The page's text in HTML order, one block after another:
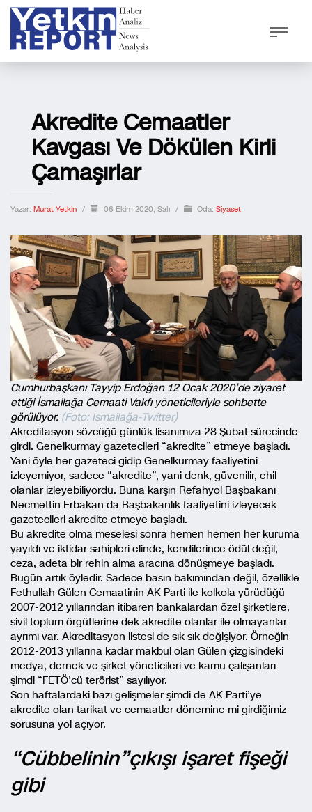
Akredite Cemaatler
Kavgası Ve Dökülen Kirli
Çamaşırlar
Yazar: Murat Yetkin / 06 Ekim 2020, Salı / Oda: Siyaset
Cumhurbaşkanı Tayyip Erdoğan 12 Ocak 2020’de ziyaret
ettiği İsmailağa Cemaati Vakfı yöneticileriyle sohbette
görülüyor. (Foto: İsmailağa-Twitter)
Akreditasyon sözcüğü günlük lisanımıza 28 Şubat sürecinde
girdi. Genelkurmay gazetecileri “akredite” etmeye başladı.
Yani öyle her gazeteci gidip Genelkurmay faaliyetini
izleyemiyor, sadece “akredite”, yani denk, güvenilir, ehil
olanlar izleyebiliyordu. Buna karşın Refahyol Başbakanı
Necmettin Erbakan da Başbakanlık faaliyetini izleyecek
gazetecileri akredite etmeye başladı.
Bu akredite olma meselesi sonra hemen hemen her kuruma
yayıldı ve iktidar sahipleri elinde, kendilerince ödül değil,
ceza, adeta bir rehin alma aracına dönüşmeye başladı.
Bugün artık öyledir. Sadece basın bakımından değil, özellikle
Fethullah Gülen Cemaatinin AK Parti ile kolkola yürüdüğü
2007-2012 yıllarından itibaren bankalardan özel şirketlere,
sivil toplum örgütlerine dek akredite olanlar ile olmayanlar
ayrımı var. Akreditasyon listesi de sık sık değişiyor. Örneğin
2012-2013 yıllarına kadar makbul olan Gülen çizgisindeki
medya, dernek ve şirket yöneticileri ve kamu çalışanları
şimdi “FETÖ’cü terörist” sayılıyor.
Son haftalardaki bazı gelişmeler şimdi de AK Parti’ye
akredite olan tarikat ve cemaatler dönemine mi girdiğimiz
sorusuna yol açıyor.
“Cübbelinin”çıkışı işaret fişeği
gibi